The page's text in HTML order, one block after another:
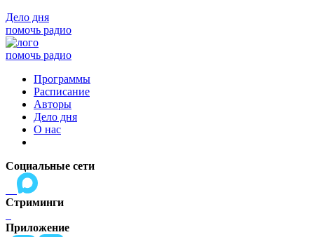
Дело дня
помочь радио
помочь радио
Программы
Расписание
Авторы
Дело дня
О нас
Социальные сети
Стриминги
Приложение